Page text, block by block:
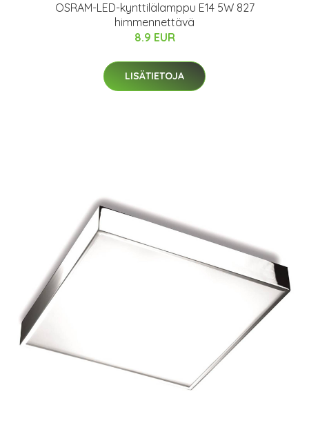
OSRAM-LED-kynttilälamppu E14 5W 827
himmennettävä
8.9 EUR
LISÄTIETOJA